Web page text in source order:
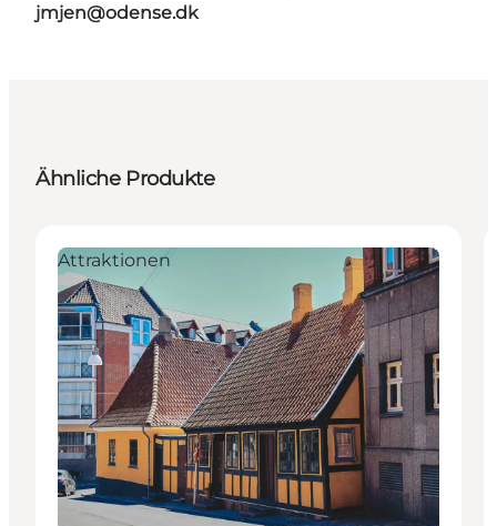
jmjen@odense.dk
Ähnliche Produkte
Attraktionen